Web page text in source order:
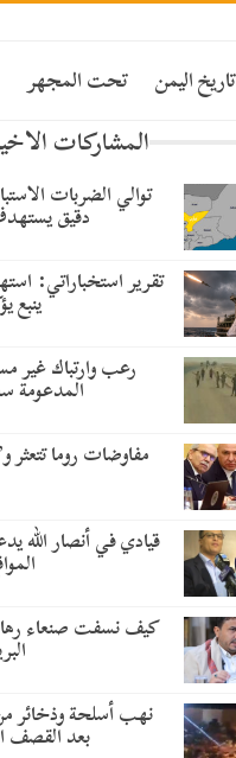
تاريخ اليمن تحت المجهر
المشاركات
توالي الضربات
دقيق
تقرير استخباراتي:
ينبع
رعب وارتباك غير
المدعومة
مفاوضات روما
قيادي في أنصار الله
كيف نسفت صنعاء
نهب أسلحة وذخائر
بعد